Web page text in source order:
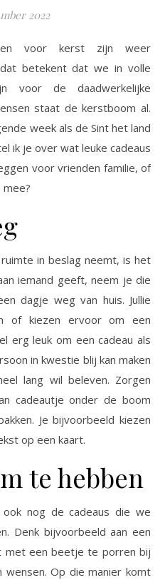
2022
voor kerst zijn weer
dat betekent dat we in volle
voor de daadwerkelijke
staat de kerstboom al.
week als de Sint het land
ik je over wat leuke cadeaus
voor vrienden familie, of
in beslag neemt, is het
iemand geeft, neem je die
dagje weg van huis. Jullie
of kiezen ervoor om een
erg leuk om een cadeau als
in kwestie blij kan maken
lang wil beleven. Zorgen
cadeautje onder de boom
Je bijvoorbeeld kiezen
op een kaart.
te hebben
nog de cadeaus die we
Denk bijvoorbeeld aan een
met een beetje te porren bij
wensen. Op die manier komt